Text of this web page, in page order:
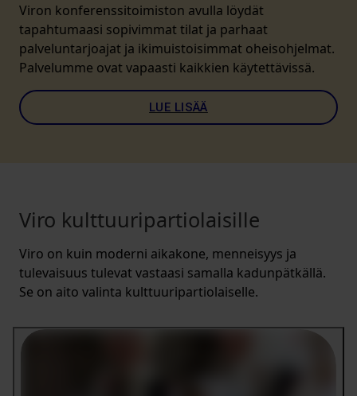
Viron konferenssitoimiston avulla löydät
tapahtumaasi sopivimmat tilat ja parhaat
palveluntarjoajat ja ikimuistoisimmat oheisohjelmat.
Palvelumme ovat vapaasti kaikkien käytettävissä.
LUE LISÄÄ
Viro kulttuuripartiolaisille
Viro on kuin moderni aikakone, menneisyys ja
tulevaisuus tulevat vastaasi samalla kadunpätkällä.
Se on aito valinta kulttuuripartiolaiselle.